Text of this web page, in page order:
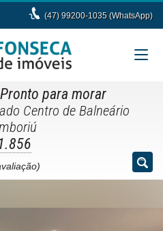
(47) 99200-1035 (WhatsApp)
para morar
Centro de Balneário